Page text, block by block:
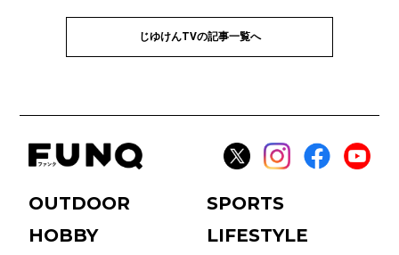
じゆけんTVの記事一覧へ
OUTDOOR
SPORTS
HOBBY
LIFESTYLE